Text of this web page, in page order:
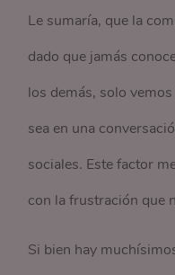
Le sumaría, que la
dado que jamás
los demás, solo
sea en una
sociales. Este factor
con la frustración que
Si bien hay